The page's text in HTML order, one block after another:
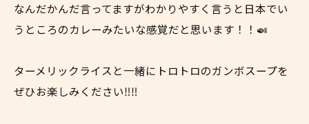
なんだかんだ言ってますがわかりやすく言うと日本でい
うところのカレーみたいな感覚だと思います！！🍛
ターメリックライスと一緒にトロトロのガンボスープを
ぜひお楽しみください‼️‼️